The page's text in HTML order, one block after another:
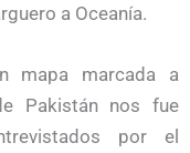
a Oceanía.
mapa marcada a
Pakistán nos fue
por el